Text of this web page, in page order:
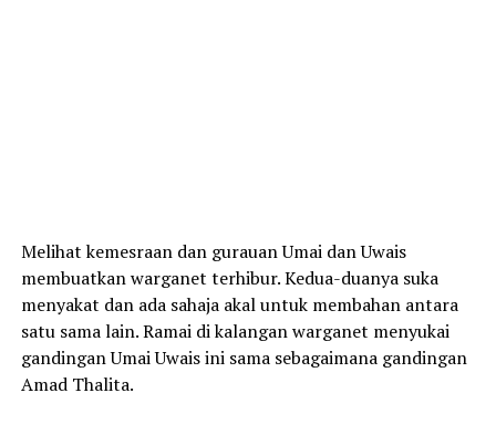
Melihat kemesraan dan gurauan Umai dan Uwais
membuatkan warganet terhibur. Kedua-duanya suka
menyakat dan ada sahaja akal untuk membahan antara
satu sama lain. Ramai di kalangan warganet menyukai
gandingan Umai Uwais ini sama sebagaimana gandingan
Amad Thalita.